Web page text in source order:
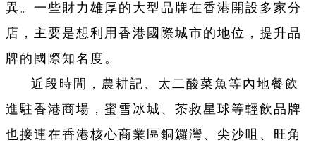
異。一些財力雄厚的大型品牌在香港開設多家分
店，主要是想利用香港國際城市的地位，提升品
牌的國際知名度。
近段時間，農耕記、太二酸菜魚等內地餐飲
進駐香港商場，蜜雪冰城、茶救星球等輕飲品牌
也接連在香港核心商業區銅鑼灣、尖沙咀、旺角